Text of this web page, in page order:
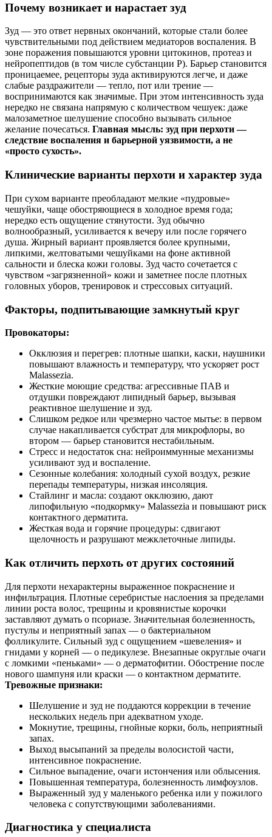
Почему возникает и нарастает зуд
Зуд — это ответ нервных окончаний, которые стали более
чувствительными под действием медиаторов воспаления. В
зоне поражения повышаются уровни цитокинов, протеаз и
нейропептидов (в том числе субстанции Р). Барьер становится
проницаемее, рецепторы зуда активируются легче, и даже
слабые раздражители — тепло, пот или трение —
воспринимаются как значимые. При этом интенсивность зуда
нередко не связана напрямую с количеством чешуек: даже
малозаметное шелушение способно вызывать сильное
желание почесаться. Главная мысль: зуд при перхоти —
следствие воспаления и барьерной уязвимости, а не
«просто сухость».
Клинические варианты перхоти и характер зуда
При сухом варианте преобладают мелкие «пудровые»
чешуйки, чаще обостряющиеся в холодное время года;
нередко есть ощущение стянутости. Зуд обычно
волнообразный, усиливается к вечеру или после горячего
душа. Жирный вариант проявляется более крупными,
липкими, желтоватыми чешуйками на фоне активной
сальности и блеска кожи головы. Зуд часто сочетается с
чувством «загрязненной» кожи и заметнее после плотных
головных уборов, тренировок и стрессовых ситуаций.
Факторы, подпитывающие замкнутый круг
Провокаторы:
Окклюзия и перегрев: плотные шапки, каски, наушники
повышают влажность и температуру, что ускоряет рост
Malassezia.
Жесткие моющие средства: агрессивные ПАВ и
отдушки повреждают липидный барьер, вызывая
реактивное шелушение и зуд.
Слишком редкое или чрезмерно частое мытье: в первом
случае накапливается субстрат для микрофлоры, во
втором — барьер становится нестабильным.
Стресс и недостаток сна: нейроиммунные механизмы
усиливают зуд и воспаление.
Сезонные колебания: холодный сухой воздух, резкие
перепады температуры, низкая инсоляция.
Стайлинг и масла: создают окклюзию, дают
липофильную «подкормку» Malassezia и повышают риск
контактного дерматита.
Жесткая вода и горячие процедуры: сдвигают
щелочность и разрушают межклеточные липиды.
Как отличить перхоть от других состояний
Для перхоти нехарактерны выраженное покраснение и
инфильтрация. Плотные серебристые наслоения за пределами
линии роста волос, трещины и кровянистые корочки
заставляют думать о псориазе. Значительная болезненность,
пустулы и неприятный запах — о бактериальном
фолликулите. Сильный зуд с ощущением «шевеления» и
гнидами у корней — о педикулезе. Внезапные округлые очаги
с ломкими «пеньками» — о дерматофитии. Обострение после
нового шампуня или краски — о контактном дерматите.
Тревожные признаки:
Шелушение и зуд не поддаются коррекции в течение
нескольких недель при адекватном уходе.
Мокнутие, трещины, гнойные корки, боль, неприятный
запах.
Выход высыпаний за пределы волосистой части,
интенсивное покраснение.
Сильное выпадение, очаги истончения или облысения.
Повышенная температура, болезненность лимфоузлов.
Выраженный зуд у маленького ребенка или у пожилого
человека с сопутствующими заболеваниями.
Диагностика у специалиста